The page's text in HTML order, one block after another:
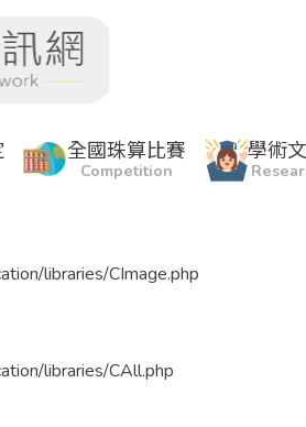
bytes before marker
libraries/CImage.php
libraries/CAll.php
全國珠算比賽
Competition
學術